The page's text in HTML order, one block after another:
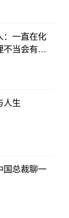
：一直在化
不当会有截
人生
国总裁聊一